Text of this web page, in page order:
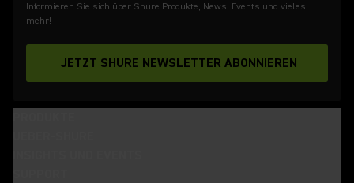
Informieren Sie sich über Shure Produkte, News, Events und vieles
mehr!
JETZT SHURE NEWSLETTER ABONNIEREN